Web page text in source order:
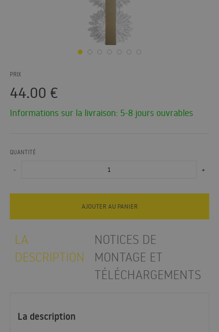
PRIX
44.00 €
Informations sur la livraison: 5-8 jours ouvrables
QUANTITÉ
- +
AJOUTER AU PANIER
LA
DESCRIPTION
NOTICES DE
MONTAGE ET
TÉLÉCHARGEMENTS
La description